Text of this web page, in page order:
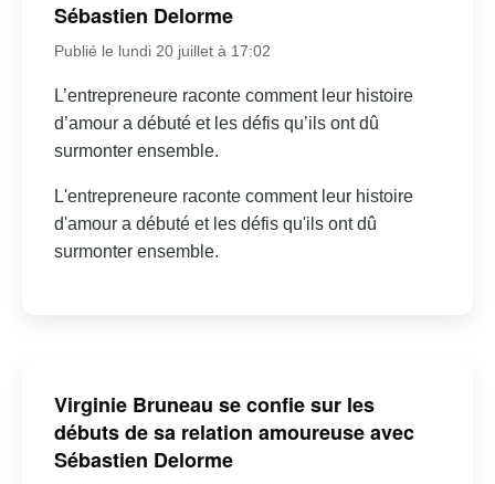
Sébastien Delorme
Publié le lundi 20 juillet à 17:02
L’entrepreneure raconte comment leur histoire
d’amour a débuté et les défis qu’ils ont dû
surmonter ensemble.
L'entrepreneure raconte comment leur histoire
d'amour a débuté et les défis qu'ils ont dû
surmonter ensemble.
Virginie Bruneau se confie sur les
débuts de sa relation amoureuse avec
Sébastien Delorme